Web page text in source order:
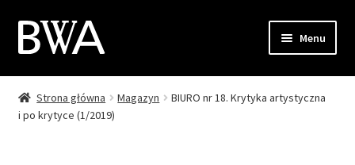
Przejdź
do
Przejdź
do
Menu
SklepStrona główna Magazyn
BIURO nr 18. Krytyka artystyczna
i po krytyce (1/2019)